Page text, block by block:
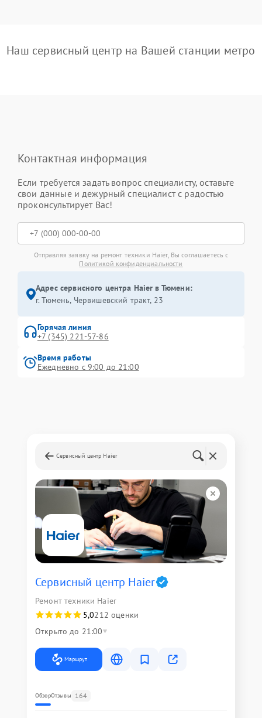
Наш сервисный центр на Вашей станции метро
Контактная информация
Если требуется задать вопрос специалисту, оставьте
свои данные и дежурный специалист с радостью
проконсультирует Вас!
Отправляя заявку на ремонт техники Haier, Вы соглашаетесь с
Политикой конфиденциальности
Адрес сервисного центра Haier в Тюмени:
г. Тюмень, ​Червишевский тракт, 23
Горячая линия
+7 (345) 221-57-86
Время работы
Ежедневно с 9:00 до 21:00
Сервисный центр Haier
Сервисный центр Haier
Ремонт техники Haier
5,0212 оценки
Открыто до 21:00
Маршрут
ОбзорОтзывы 164